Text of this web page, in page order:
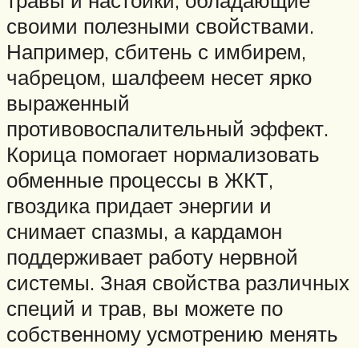
своими полезными свойствами.
Например, сбитень с имбирем,
чабрецом, шалфеем несет ярко
выраженный
противовоспалительный эффект.
Корица помогает нормализовать
обменные процессы в ЖКТ,
гвоздика придает энергии и
снимает спазмы, а кардамон
поддерживает работу нервной
системы. Зная свойства различных
специй и трав, вы можете по
собственному усмотрению менять